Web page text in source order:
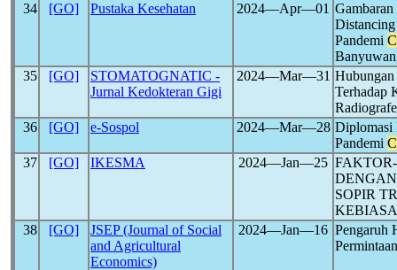
34
[GO] Pustaka Kesehatan 2024―Apr―01
Pandemi
35
[GO]
STOMATOGNATIC -
Jurnal Kedokteran Gigi
2024―Mar―31 Hubungan
Terhadap
36
[GO] e-Sospol 2024―Mar―28 Diplomasi
Pandemi
37
[GO] IKESMA 2024―Jan―25
SOPIR
38
[GO]
JSEP (Journal of Social
and Agricultural
Economics)
2024―Jan―16 Pengaruh